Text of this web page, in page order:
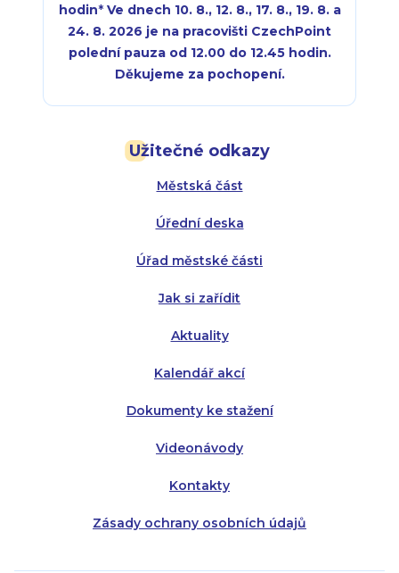
Užitečné odkazy
Městská část
Úřední deska
Úřad městské části
Jak si zařídit
Aktuality
Kalendář akcí
Dokumenty ke stažení
Videonávody
Kontakty
Zásady ochrany osobních údajů
hodin* Ve dnech 10. 8., 12. 8., 17. 8., 19. 8. a
24. 8. 2026 je na pracovišti CzechPoint
polední pauza od 12.00 do 12.45 hodin.
Děkujeme za pochopení.
Úterý:
Středa:
Čtvrtek:
Pátek:
Úterý:
Středa:
Čtvrtek: